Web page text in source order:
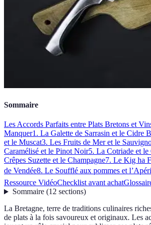
Sommaire
Les Accords Parfaits entre Plats Bretons et
Manquer1. La Galette de Sarrasin et le Cidre
et le Muscat3. Les Fruits de Mer et le
Caramélisé et le Pinot Noir5. La Cotriade et le
Crêpes Suzette et le Champagne7. Le Kig ha
de Vendée8. Le Soufflé aux pommes et
Ressource VidéoChecklist avant achat
Sommaire(12 sections)
La Bretagne, terre de traditions culinaires
de plats à la fois savoureux et originaux. Les